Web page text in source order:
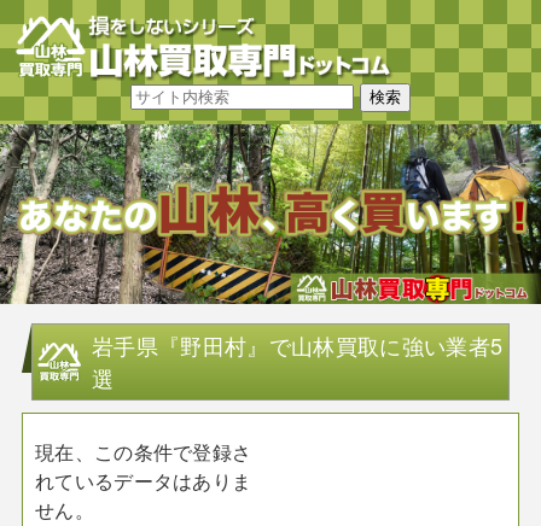
岩手県『野田村』で山林買取に強い業者5
選
現在、この条件で登録さ
れているデータはありま
せん。